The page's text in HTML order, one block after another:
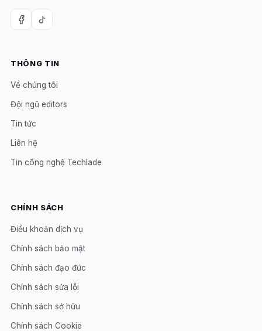
THÔNG TIN
Về chúng tôi
Đội ngũ editors
Tin tức
Liên hệ
Tin công nghệ Techlade
CHÍNH SÁCH
Điều khoản dịch vụ
Chính sách bảo mật
Chính sách đạo đức
Chính sách sửa lỗi
Chính sách sở hữu
Chính sách Cookie